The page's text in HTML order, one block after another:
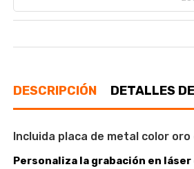
DESCRIPCIÓN DETALLES
Incluida placa de metal color oro
Personaliza la grabación en